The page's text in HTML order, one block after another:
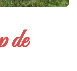
de